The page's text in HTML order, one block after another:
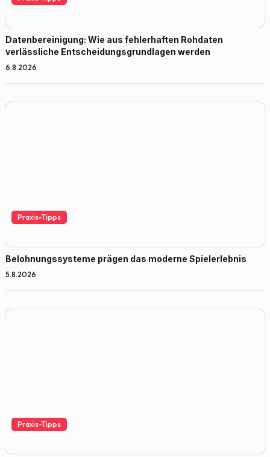
Datenbereinigung: Wie aus fehlerhaften Rohdaten
verlässliche Entscheidungsgrundlagen werden
6.8.2026
Praxis-Tipps
Belohnungssysteme prägen das moderne Spielerlebnis
5.8.2026
Praxis-Tipps